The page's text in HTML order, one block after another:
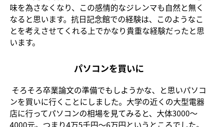
味を為さなくなり、この感情的なジレンマも自然と無く
なると思います。抗日記念館での経験は、このようなこ
とを考えさせてくれる上でかなり貴重な経験だったと思
います。
パソコンを買いに
そろそろ卒業論文の準備でもしようかな、と思いパソコ
ンを買いに行くことにしました。大学の近くの大型電器
店に行ってパソコンの相場を見てみると、大体3000～
4000元。つまり4万5千円～6万円というところでした。